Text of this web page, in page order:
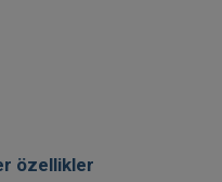
özellikler